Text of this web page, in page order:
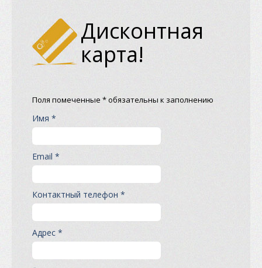
Дисконтная
карта!
Поля помеченные * обязательны к заполнению
Имя *
Email *
Контактный телефон *
Адрес *